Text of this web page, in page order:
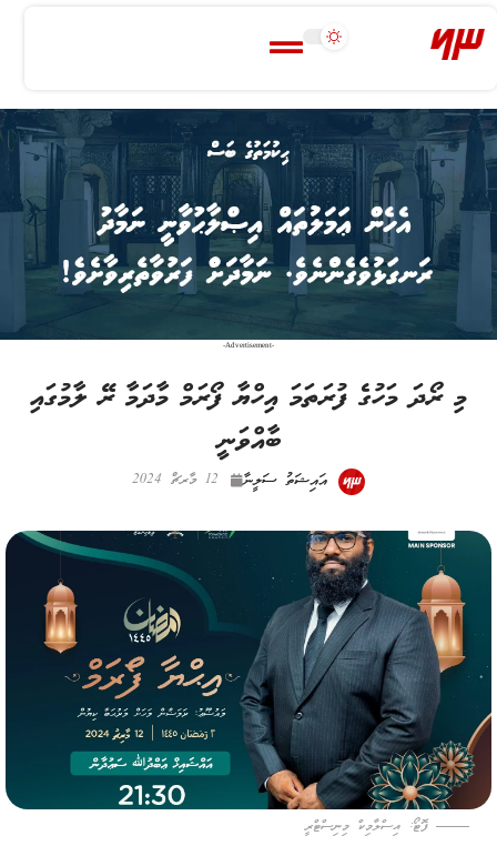
-Advertisement-
މި ރޯދަ މަހުގެ ފުރަތަމަ އިހްޔާ ފޯރަމް މާދަމާ ރޭ ލާމުގައި
ބާއްވަނީ
އައިޝަތު ސަލީނާ 12 މާރޗް 2024
ފޮޓޯ: އިސްލާމިކް މިނިސްޓްރީ